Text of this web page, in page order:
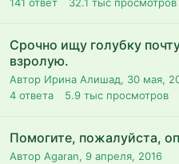
Срочно ищу голубку
взролую.
Автор Ирина Алишад, 30 мая,
4 ответа 5.9 тыс просмотров
Помогите, пожалуйста,
Автор Agaran, 9 апреля, 2016